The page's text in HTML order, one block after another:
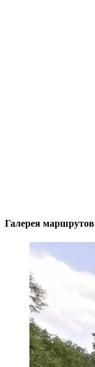
Галерея маршрутов